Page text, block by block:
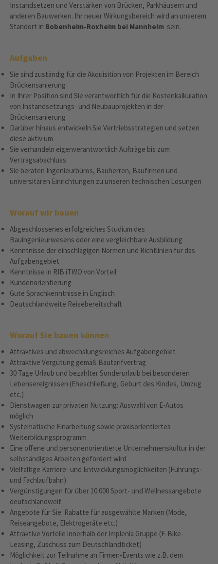
Instandsetzen und Verstärken von Brücken, Parkhäusern und
anderen Bauwerken. Ihr neuer Wirkungsbereich wird an unserem
Standort in Bobenheim-Roxheim bei Mannheim sein.
Aufgaben
Sie sind zuständig für die Akquisition von Projekten im Bereich
Brückensanierung
In Ihrer Position sind Sie verantwortlich für die Kostenkalkulation
von Instandsetzungs- und Neubauprojekten in der
Brückensanierung
Darüber hinaus entwickeln Sie Vertriebsstrategien und setzen
diese aktiv um
Sie verhandeln eigenverantwortlich Aufträge bis zum
Vertragsabschluss
Sie beraten Ingenieurbüros, Bauherren, Baufirmen und
universitären Einrichtungen zu unseren technischen Lösungen
Worauf wir bauen
Abgeschlossenes erfolgreiches Studium des
Bauingenieurwesens oder eine vergleichbare Ausbildung
Kenntnisse der einschlägigen Normen und Richtlinien für das
Aufgabengebiet
Kenntnisse in RIB iTWO von Vorteil
Kundenorientierung
Gute Sprachkenntnisse in Englisch
Deutschlandweite Reisebereitschaft
Worauf Sie bauen können
Attraktives und abwechslungsreiches Aufgabengebiet
Attraktive Vergütung gemäß Bautarifvertrag
30 Tage Urlaub und bezahlter Sonderurlaub bei besonderen
Lebensereignissen (Eheschließung, Geburt des Kindes, Umzug
etc.)
Dienstwagen zur privaten Nutzung: Auswahl von E-Autos
möglich
Systematische Einarbeitung sowie praxisorientiertes
Weiterbildungsprogramm
Eine offene und personenorientierte Unternehmenskultur in der
selbständiges Arbeiten gefördert wird
Vielfältige Karriere- und Entwicklungsmöglichkeiten (Führungs-
und Fachlaufbahn)
Vergünstigungen für über 10.000 Sport- und Wellnessangebote
deutschlandweit
Angebote für Sie: Rabatte für ausgewählte Marken (Mode,
Reiseangebote, Elektrogeräte etc.)
Attraktive Vorteile innerhalb der Implenia Gruppe (E-Bike-
Leasing, Zuschuss zum Deutschlandticket)
Möglichkeit zur Teilnahme an Firmen-Events wie z.B. dem